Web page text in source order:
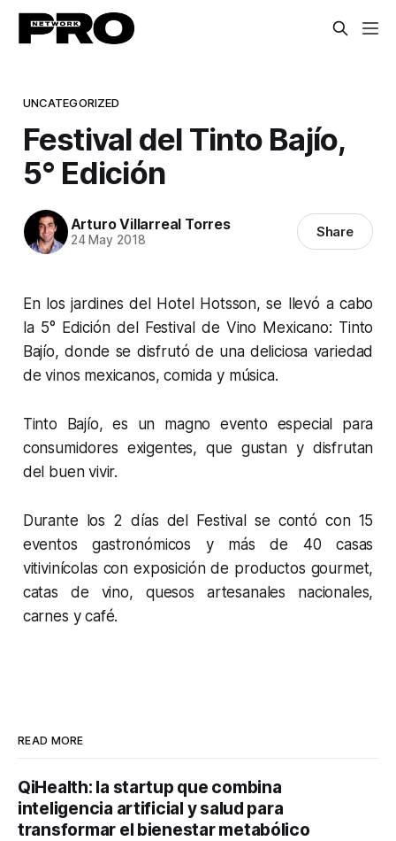
UNCATEGORIZED
Festival del Tinto Bajío,
5° Edición
Arturo Villarreal Torres
24 May 2018 Share
En los jardines del Hotel Hotsson, se llevó a cabo
la 5° Edición del Festival de Vino Mexicano: Tinto
Bajío, donde se disfrutó de una deliciosa variedad
de vinos mexicanos, comida y música.
Tinto Bajío, es un magno evento especial para
consumidores exigentes, que gustan y disfrutan
del buen vivir.
Durante los 2 días del Festival se contó con 15
eventos gastronómicos y más de 40 casas
vitivinícolas con exposición de productos gourmet,
catas de vino, quesos artesanales nacionales,
carnes y café.
READ MORE
QiHealth: la startup que combina
inteligencia artificial y salud para
transformar el bienestar metabólico